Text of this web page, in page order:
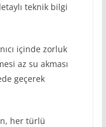
teknik bilgi
içinde zorluk
az su akması
geçerek
her türlü